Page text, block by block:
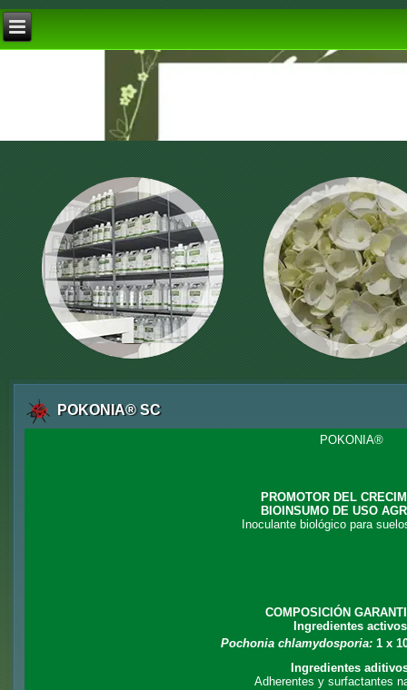
POKONIA® SC
POKONIA®
PROMOTOR DEL
BIOINSUMO DE USO
Inoculante biológico para
COMPOSICIÓN
Ingredientes
Pochonia chlamydosporia:1 x
Ingredientes
Adherentes y surfactantes